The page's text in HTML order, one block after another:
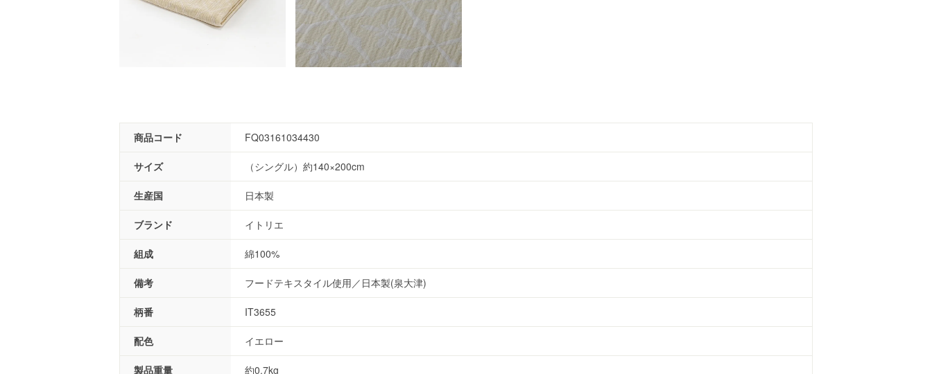
商品コード FQ03161034430
サイズ （シングル）約140×200cm
生産国 日本製
ブランド イトリエ
組成 綿100%
備考 フードテキスタイル使用／日本製(泉大津)
柄番 IT3655
配色 イエロー
製品重量 約0.7kg